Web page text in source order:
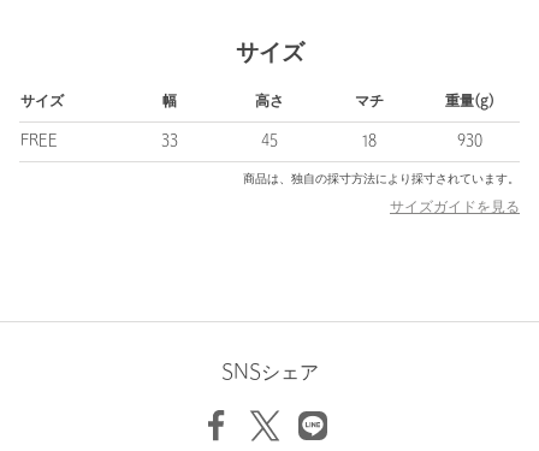
るストレッチゴムバンドを採用。
背面は、背骨への負担を軽減し、通気性を高めるスパインチャネ
ル構造。
長時間使用時の快適さを高めています。
■メーカー品番：NM72356
・OFF WHITE：フォッシルアイボリー・FI
サイズ
サイズ 幅 高さ マチ 重量(g)
FREE 33 45 18 930
商品は、独自の採寸方法により採寸されています。
サイズガイドを見る
SNSシェア